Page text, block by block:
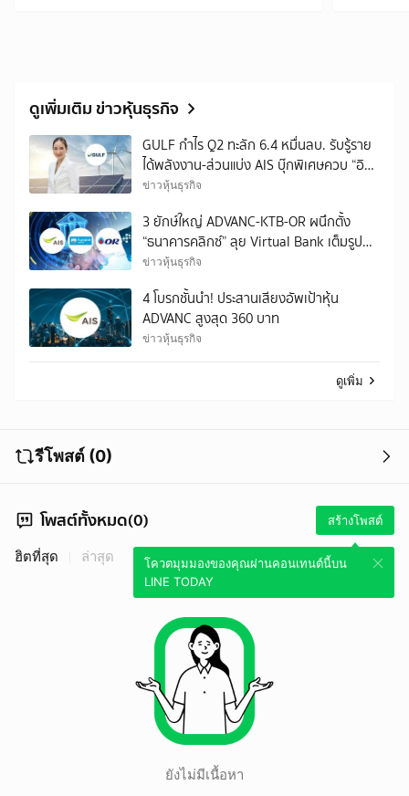
ดูเพิ่มเติม ข่าวหุ้นธุรกิจ
GULF กำไร Q2 ทะลัก 6.4 หมื่นลบ. รับรู้ราย
ได้พลังงาน-ส่วนแบ่ง AIS บุ๊กพิเศษควบ “อิน
ทัช”
ข่าวหุ้นธุรกิจ
3 ยักษ์ใหญ่ ADVANC-KTB-OR ผนึกตั้ง
“ธนาคารคลิกซ์” ลุย Virtual Bank เต็มรูป
แบบปี 69
ข่าวหุ้นธุรกิจ
4 โบรกชั้นนำ! ประสานเสียงอัพเป้าหุ้น
ADVANC สูงสุด 360 บาท
ข่าวหุ้นธุรกิจ
ดูเพิ่ม
รีโพสต์ (0)
โพสต์ทั้งหมด(0) สร้างโพสต์
โควตมุมมองของคุณผ่านคอนเทนต์นี้บน
LINE TODAY
ฮิตที่สุด ล่าสุด
ยังไม่มีเนื้อหา